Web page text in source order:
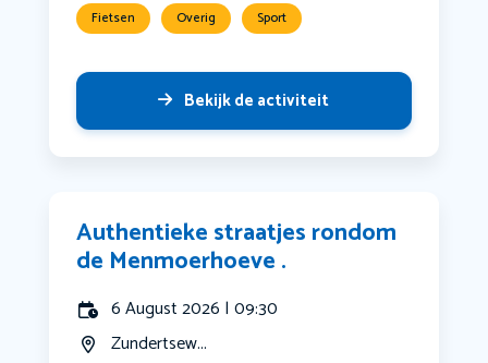
Fietsen Overig Sport
Bekijk de activiteit
Authentieke straatjes rondom
de Menmoerhoeve .
6 August 2026 | 09:30
Zundertsew...